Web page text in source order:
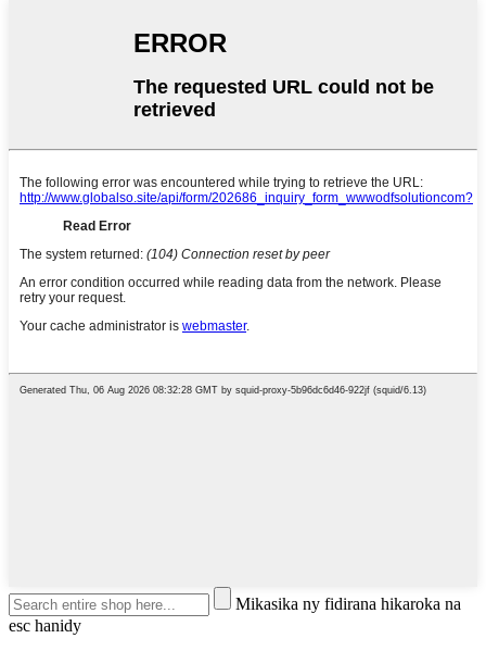
Mikasika ny fidirana hikaroka na
esc hanidy